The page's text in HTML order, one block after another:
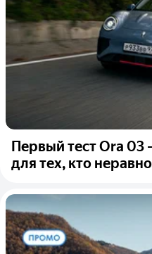
Первый тест Ora 03
для тех, кто